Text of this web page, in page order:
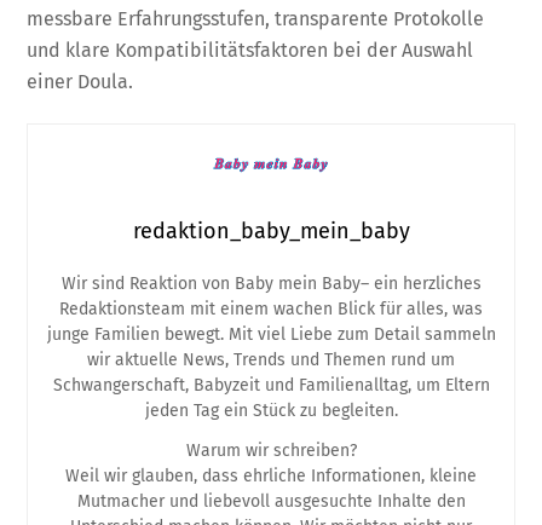
messbare Erfahrungsstufen, transparente Protokolle
und klare Kompatibilitätsfaktoren bei der Auswahl
einer Doula.
redaktion_baby_mein_baby
Wir sind Reaktion von Baby mein Baby– ein herzliches
Redaktionsteam mit einem wachen Blick für alles, was
junge Familien bewegt. Mit viel Liebe zum Detail sammeln
wir aktuelle News, Trends und Themen rund um
Schwangerschaft, Babyzeit und Familienalltag, um Eltern
jeden Tag ein Stück zu begleiten.
Warum wir schreiben?
Weil wir glauben, dass ehrliche Informationen, kleine
Mutmacher und liebevoll ausgesuchte Inhalte den